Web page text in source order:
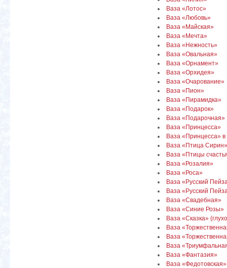
Ваза «Лотос»
Ваза «Любовь»
Ваза «Майская»
Ваза «Мечта»
Ваза «Нежность»
Ваза «Овальная»
Ваза «Орнамент»
Ваза «Орхидея»
Ваза «Очарование»
Ваза «Пион»
Ваза «Пирамидка»
Ваза «Подарок»
Ваза «Подарочная»
Ваза «Принцесса»
Ваза «Принцесса» в
Ваза «Птица Сирин»
Ваза «Птицы
Ваза «Розалия»
Ваза «Роса»
Ваза «Русский
Ваза «Русский
Ваза «Свадебная»
Ваза «Синие Розы»
Ваза «Сказка»
Ваза
Ваза
Ваза
Ваза «Фантазия»
Ваза «Федотовская»